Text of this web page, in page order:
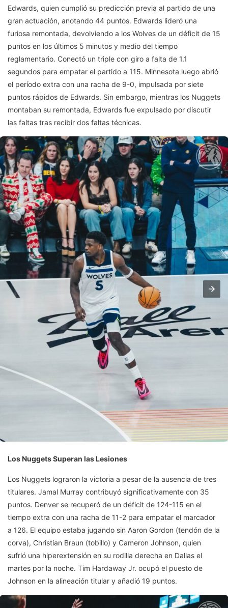
Edwards, quien cumplió su predicción previa al partido de una
gran actuación, anotando 44 puntos. Edwards lideró una
furiosa remontada, devolviendo a los Wolves de un déficit de 15
puntos en los últimos 5 minutos y medio del tiempo
reglamentario. Conectó un triple con giro a falta de 1.1
segundos para empatar el partido a 115. Minnesota luego abrió
el período extra con una racha de 9-0, impulsada por siete
puntos rápidos de Edwards. Sin embargo, mientras los Nuggets
montaban su remontada, Edwards fue expulsado por discutir
las faltas tras recibir dos faltas técnicas.
Los Nuggets Superan las Lesiones
Los Nuggets lograron la victoria a pesar de la ausencia de tres
titulares. Jamal Murray contribuyó significativamente con 35
puntos. Denver se recuperó de un déficit de 124-115 en el
tiempo extra con una racha de 11-2 para empatar el marcador
a 126. El equipo estaba jugando sin Aaron Gordon (tendón de la
corva), Christian Braun (tobillo) y Cameron Johnson, quien
sufrió una hiperextensión en su rodilla derecha en Dallas el
martes por la noche. Tim Hardaway Jr. ocupó el puesto de
Johnson en la alineación titular y añadió 19 puntos.